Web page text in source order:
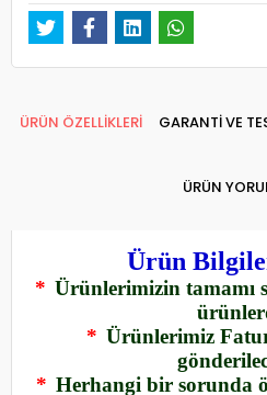
ÜRÜN ÖZELLİKLERİ GARANTİ VE
ÜRÜN
Ürün
* Ürünlerimizin tamamı
* Ürünlerimiz
* Herhangi bir sorunda